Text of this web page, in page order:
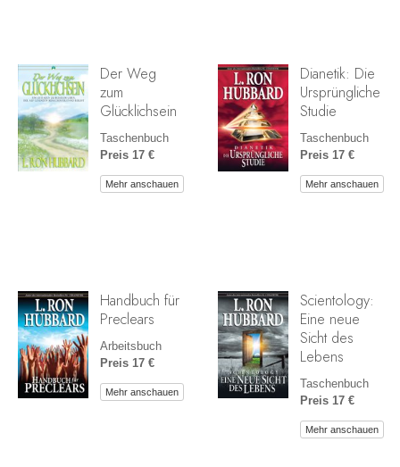
Der Weg
zum
Glücklichsein
Taschenbuch
Preis 17 €
Mehr anschauen
Dianetik: Die
Ursprüngliche
Studie
Taschenbuch
Preis 17 €
Mehr anschauen
Handbuch für
Preclears
Arbeitsbuch
Preis 17 €
Mehr anschauen
Scientology:
Eine neue
Sicht des
Lebens
Taschenbuch
Preis 17 €
Mehr anschauen